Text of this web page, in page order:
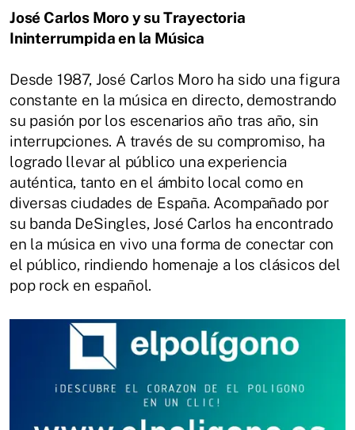
José Carlos Moro y su Trayectoria
Ininterrumpida en la Música
Desde 1987, José Carlos Moro ha sido una figura
constante en la música en directo, demostrando
su pasión por los escenarios año tras año, sin
interrupciones. A través de su compromiso, ha
logrado llevar al público una experiencia
auténtica, tanto en el ámbito local como en
diversas ciudades de España. Acompañado por
su banda DeSingles, José Carlos ha encontrado
en la música en vivo una forma de conectar con
el público, rindiendo homenaje a los clásicos del
pop rock en español.